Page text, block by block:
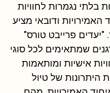
בלתי נגמרות לחוויות
האמירויות ודובאי מציע
פרייבט טורס"
שמתאימים לכל סוגי
אישיות ומותאמות
היתרונות של טיול